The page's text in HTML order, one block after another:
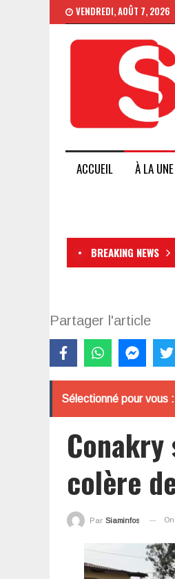
VENDREDI, AOÛT 7, 2026
ACCUEIL À LA UNE
BREAKING NEWS
Partager l'article
Sélectionné pour vous :
colère
Par Siaminfos On